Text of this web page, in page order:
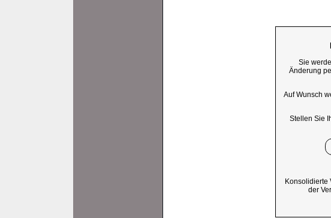
Sie
Änderung
Auf Wunsch
Stellen Sie
Konsolidierte
der